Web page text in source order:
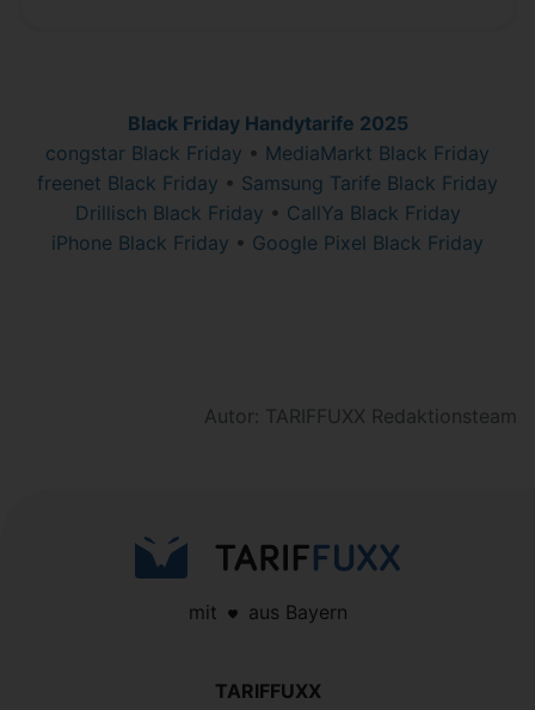
Black Friday Handytarife 2025
congstar Black Friday • MediaMarkt Black Friday
freenet Black Friday • Samsung Tarife Black Friday
Drillisch Black Friday • CallYa Black Friday
iPhone Black Friday • Google Pixel Black Friday
Autor: TARIFFUXX Redaktionsteam
mit aus Bayern
TARIFFUXX